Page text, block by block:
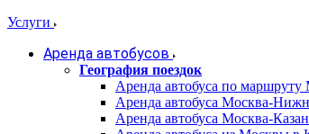
Услуги
Аренда автобусов
География поездок
Аренда автобуса по
Аренда автобуса Москва-
Аренда автобуса Москва-